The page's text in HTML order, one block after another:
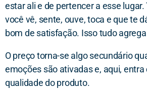
estar ali e de pertencer a esse
você vê, sente, ouve, toca e que te
bom de satisfação. Isso tudo
O preço torna-se algo secundário
emoções são ativadas e, aqui, entra
qualidade do produto.